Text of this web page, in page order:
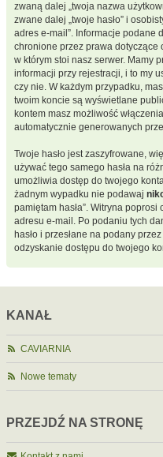
zwaną dalej „twoja nazwa
zwane dalej „twoje hasło” i
adres e-mail”. Informacje podane
chronione przez prawa
w którym stoi nasz serwer. Mamy
informacji przy rejestracji, i to my
czy nie. W każdym przypadku,
twoim koncie są wyświetlane
kontem masz możliwość
automatycznie generowanych
Twoje hasło jest zaszyfrowane,
używać tego samego hasła na
umożliwia dostęp do twojego
żadnym wypadku nie podawaj
pamiętam hasła”. Witryna
adresu e-mail. Po podaniu tych
hasło i przesłane na podany
odzyskanie dostępu do twojego
KANAŁ
CAVIARNIA
Nowe tematy
PRZEJDŹ NA STRONĘ